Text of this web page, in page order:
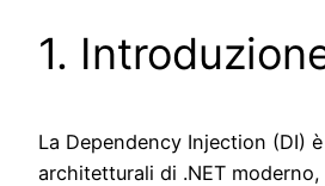
1.
La Dependency Injection (DI)
architetturali di .NET